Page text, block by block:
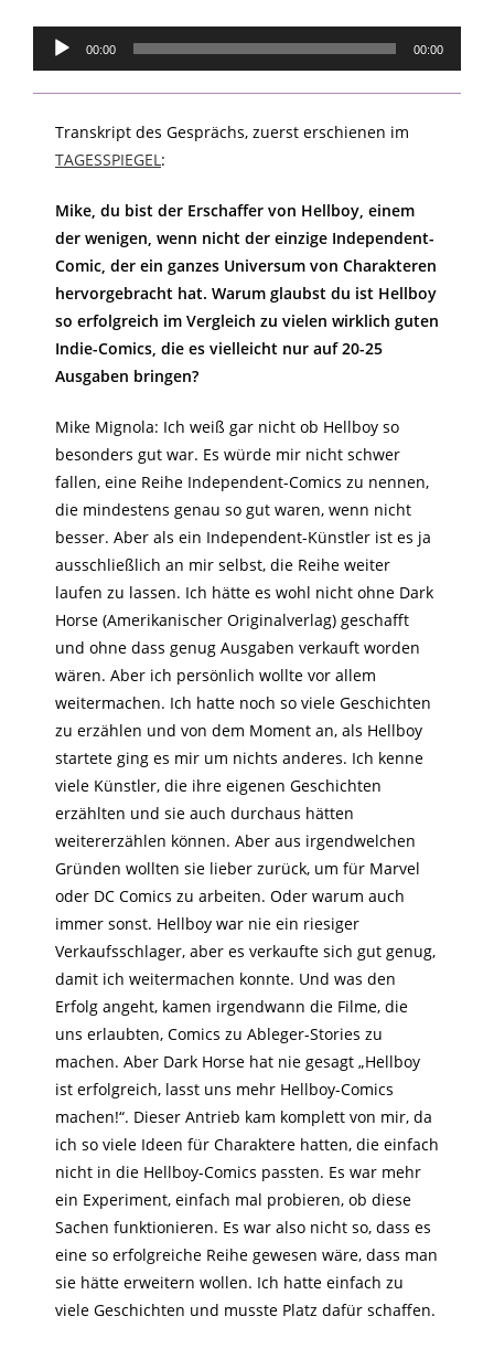
Audio-
Player
00:00 00:00
Transkript des Gesprächs, zuerst erschienen im
TAGESSPIEGEL :
Mike, du bist der Erschaffer von Hellboy, einem
der wenigen, wenn nicht der einzige Independent-
Comic, der ein ganzes Universum von Charakteren
hervorgebracht hat. Warum glaubst du ist Hellboy
so erfolgreich im Vergleich zu vielen wirklich guten
Indie-Comics, die es vielleicht nur auf 20-25
Ausgaben bringen?
Mike Mignola: Ich weiß gar nicht ob Hellboy so
besonders gut war. Es würde mir nicht schwer
fallen, eine Reihe Independent-Comics zu nennen,
die mindestens genau so gut waren, wenn nicht
besser. Aber als ein Independent-Künstler ist es ja
ausschließlich an mir selbst, die Reihe weiter
laufen zu lassen. Ich hätte es wohl nicht ohne Dark
Horse (Amerikanischer Originalverlag) geschafft
und ohne dass genug Ausgaben verkauft worden
wären. Aber ich persönlich wollte vor allem
weitermachen. Ich hatte noch so viele Geschichten
zu erzählen und von dem Moment an, als Hellboy
startete ging es mir um nichts anderes. Ich kenne
viele Künstler, die ihre eigenen Geschichten
erzählten und sie auch durchaus hätten
weitererzählen können. Aber aus irgendwelchen
Gründen wollten sie lieber zurück, um für Marvel
oder DC Comics zu arbeiten. Oder warum auch
immer sonst. Hellboy war nie ein riesiger
Verkaufsschlager, aber es verkaufte sich gut genug,
damit ich weitermachen konnte. Und was den
Erfolg angeht, kamen irgendwann die Filme, die
uns erlaubten, Comics zu Ableger-Stories zu
machen. Aber Dark Horse hat nie gesagt „Hellboy
ist erfolgreich, lasst uns mehr Hellboy-Comics
machen!“. Dieser Antrieb kam komplett von mir, da
ich so viele Ideen für Charaktere hatten, die einfach
nicht in die Hellboy-Comics passten. Es war mehr
ein Experiment, einfach mal probieren, ob diese
Sachen funktionieren. Es war also nicht so, dass es
eine so erfolgreiche Reihe gewesen wäre, dass man
sie hätte erweitern wollen. Ich hatte einfach zu
viele Geschichten und musste Platz dafür schaffen.